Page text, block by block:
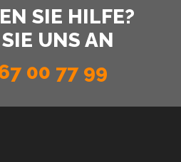
SIE HILFE?
UNS AN
00 77 99